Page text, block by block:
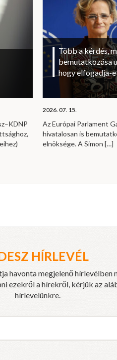
Több a kérdés,
bemutatkozása
hogy elfogadja-
2026. 07. 15.
Az Európai Parlament
hivatalosan is
elnöksége. A Simon […]
HÍRLEVÉL
havonta megjelenő hírlevélben
ezekről a hírekről, kérjük az
hírlevelünkre.